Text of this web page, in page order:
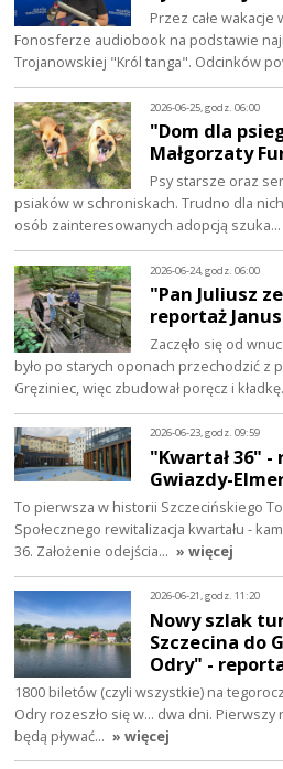
Przez całe wakacje
Fonosferze audiobook na podstawie
Trojanowskiej "Król tanga". Odcinków
2026-06-25, godz. 06:00
"Dom dla
Małgorzaty
Psy starsze oraz
psiaków w schroniskach. Trudno dla
osób zainteresowanych adopcją szuka…
2026-06-24, godz. 06:00
"Pan Juliusz
reportaż
Zaczęło się od
było po starych oponach przechodzić z
Gręziniec, więc zbudował poręcz i
2026-06-23, godz. 09:59
"Kwartał 36"
Gwiazdy-
To pierwsza w historii Szczecińskiego
Społecznego rewitalizacja kwartału -
36. Założenie odejścia… » więcej
2026-06-21, godz. 11:20
Nowy szlak
Szczecina do
Odry" -
1800 biletów (czyli wszystkie) na
Odry rozeszło się w... dwa dni.
będą pływać… » więcej